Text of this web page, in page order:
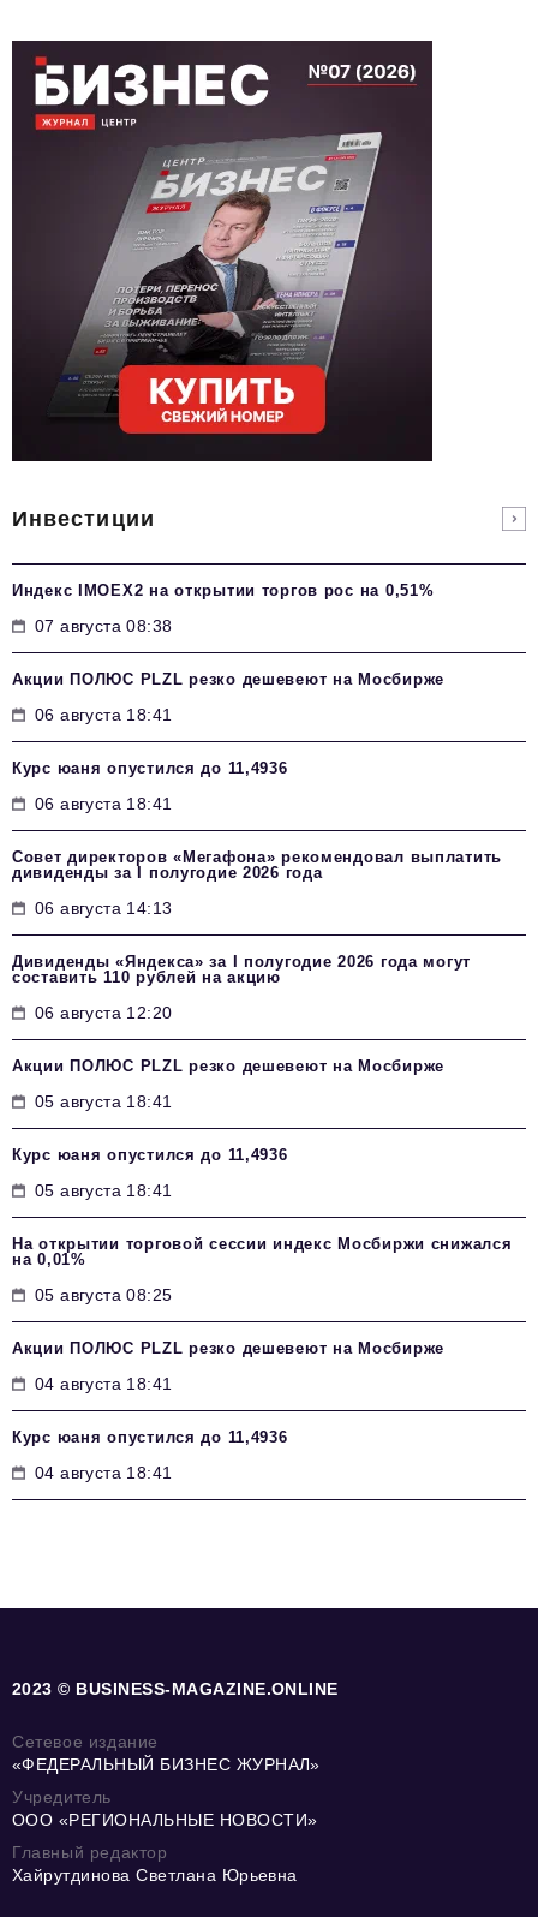
Инвестиции
Индекс IMOEX2 на открытии торгов рос на 0,51%
07 августа 08:38
Акции ПОЛЮС PLZL резко дешевеют на Мосбирже
06 августа 18:41
Курс юаня опустился до 11,4936
06 августа 18:41
Совет директоров «Мегафона» рекомендовал выплатить
дивиденды за I полугодие 2026 года
06 августа 14:13
Дивиденды «Яндекса» за I полугодие 2026 года могут
составить 110 рублей на акцию
06 августа 12:20
Акции ПОЛЮС PLZL резко дешевеют на Мосбирже
05 августа 18:41
Курс юаня опустился до 11,4936
05 августа 18:41
На открытии торговой сессии индекс Мосбиржи снижался
на 0,01%
05 августа 08:25
Акции ПОЛЮС PLZL резко дешевеют на Мосбирже
04 августа 18:41
Курс юаня опустился до 11,4936
04 августа 18:41
2023 © BUSINESS-MAGAZINE.ONLINE
Сетевое издание
«ФЕДЕРАЛЬНЫЙ БИЗНЕС ЖУРНАЛ»
Учредитель
ООО «РЕГИОНАЛЬНЫЕ НОВОСТИ»
Главный редактор
Хайрутдинова Светлана Юрьевна